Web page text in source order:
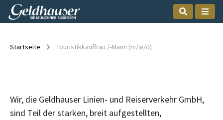
Startseite Touristikkauffrau /-Mann (m/w/d)
Wir, die Geldhauser Linien- und Reiserverkehr GmbH,
sind Teil der starken, breit aufgestellten,